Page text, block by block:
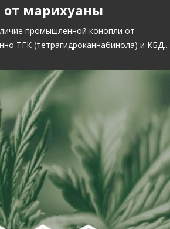
марихуаны
промышленной конопли от
ТГК (тетрагидроканнабинола) и КБД…